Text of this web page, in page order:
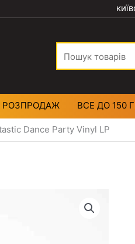
РОЗПРОДАЖ ВСЕ ДО 150
Dance Party Vinyl LP